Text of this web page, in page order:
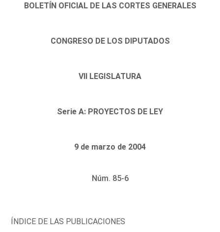
BOLETÍN OFICIAL DE LAS CORTES GENERALES
CONGRESO DE LOS DIPUTADOS
VII LEGISLATURA
Serie A: PROYECTOS DE LEY
9 de marzo de 2004
Núm. 85-6
ÍNDICE DE LAS PUBLICACIONES